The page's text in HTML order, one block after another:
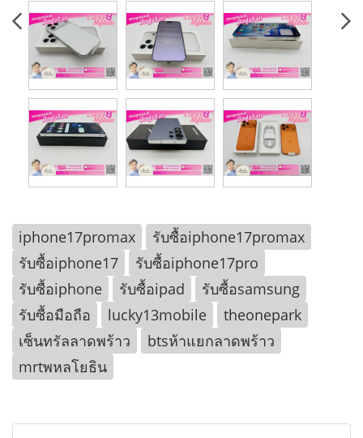
iphone17promax
รับซื้อiphone17promax
รับซื้อiphone17
รับซื้อiphone17pro
รับซื้อiphone
รับซื้อipad
รับซื้อsamsung
รับซื้อมือถือ
lucky13mobile
theonepark
เซ็นทรัลลาดพร้าว
btsห้าแยกลาดพร้าว
mrtพหลโยธิน